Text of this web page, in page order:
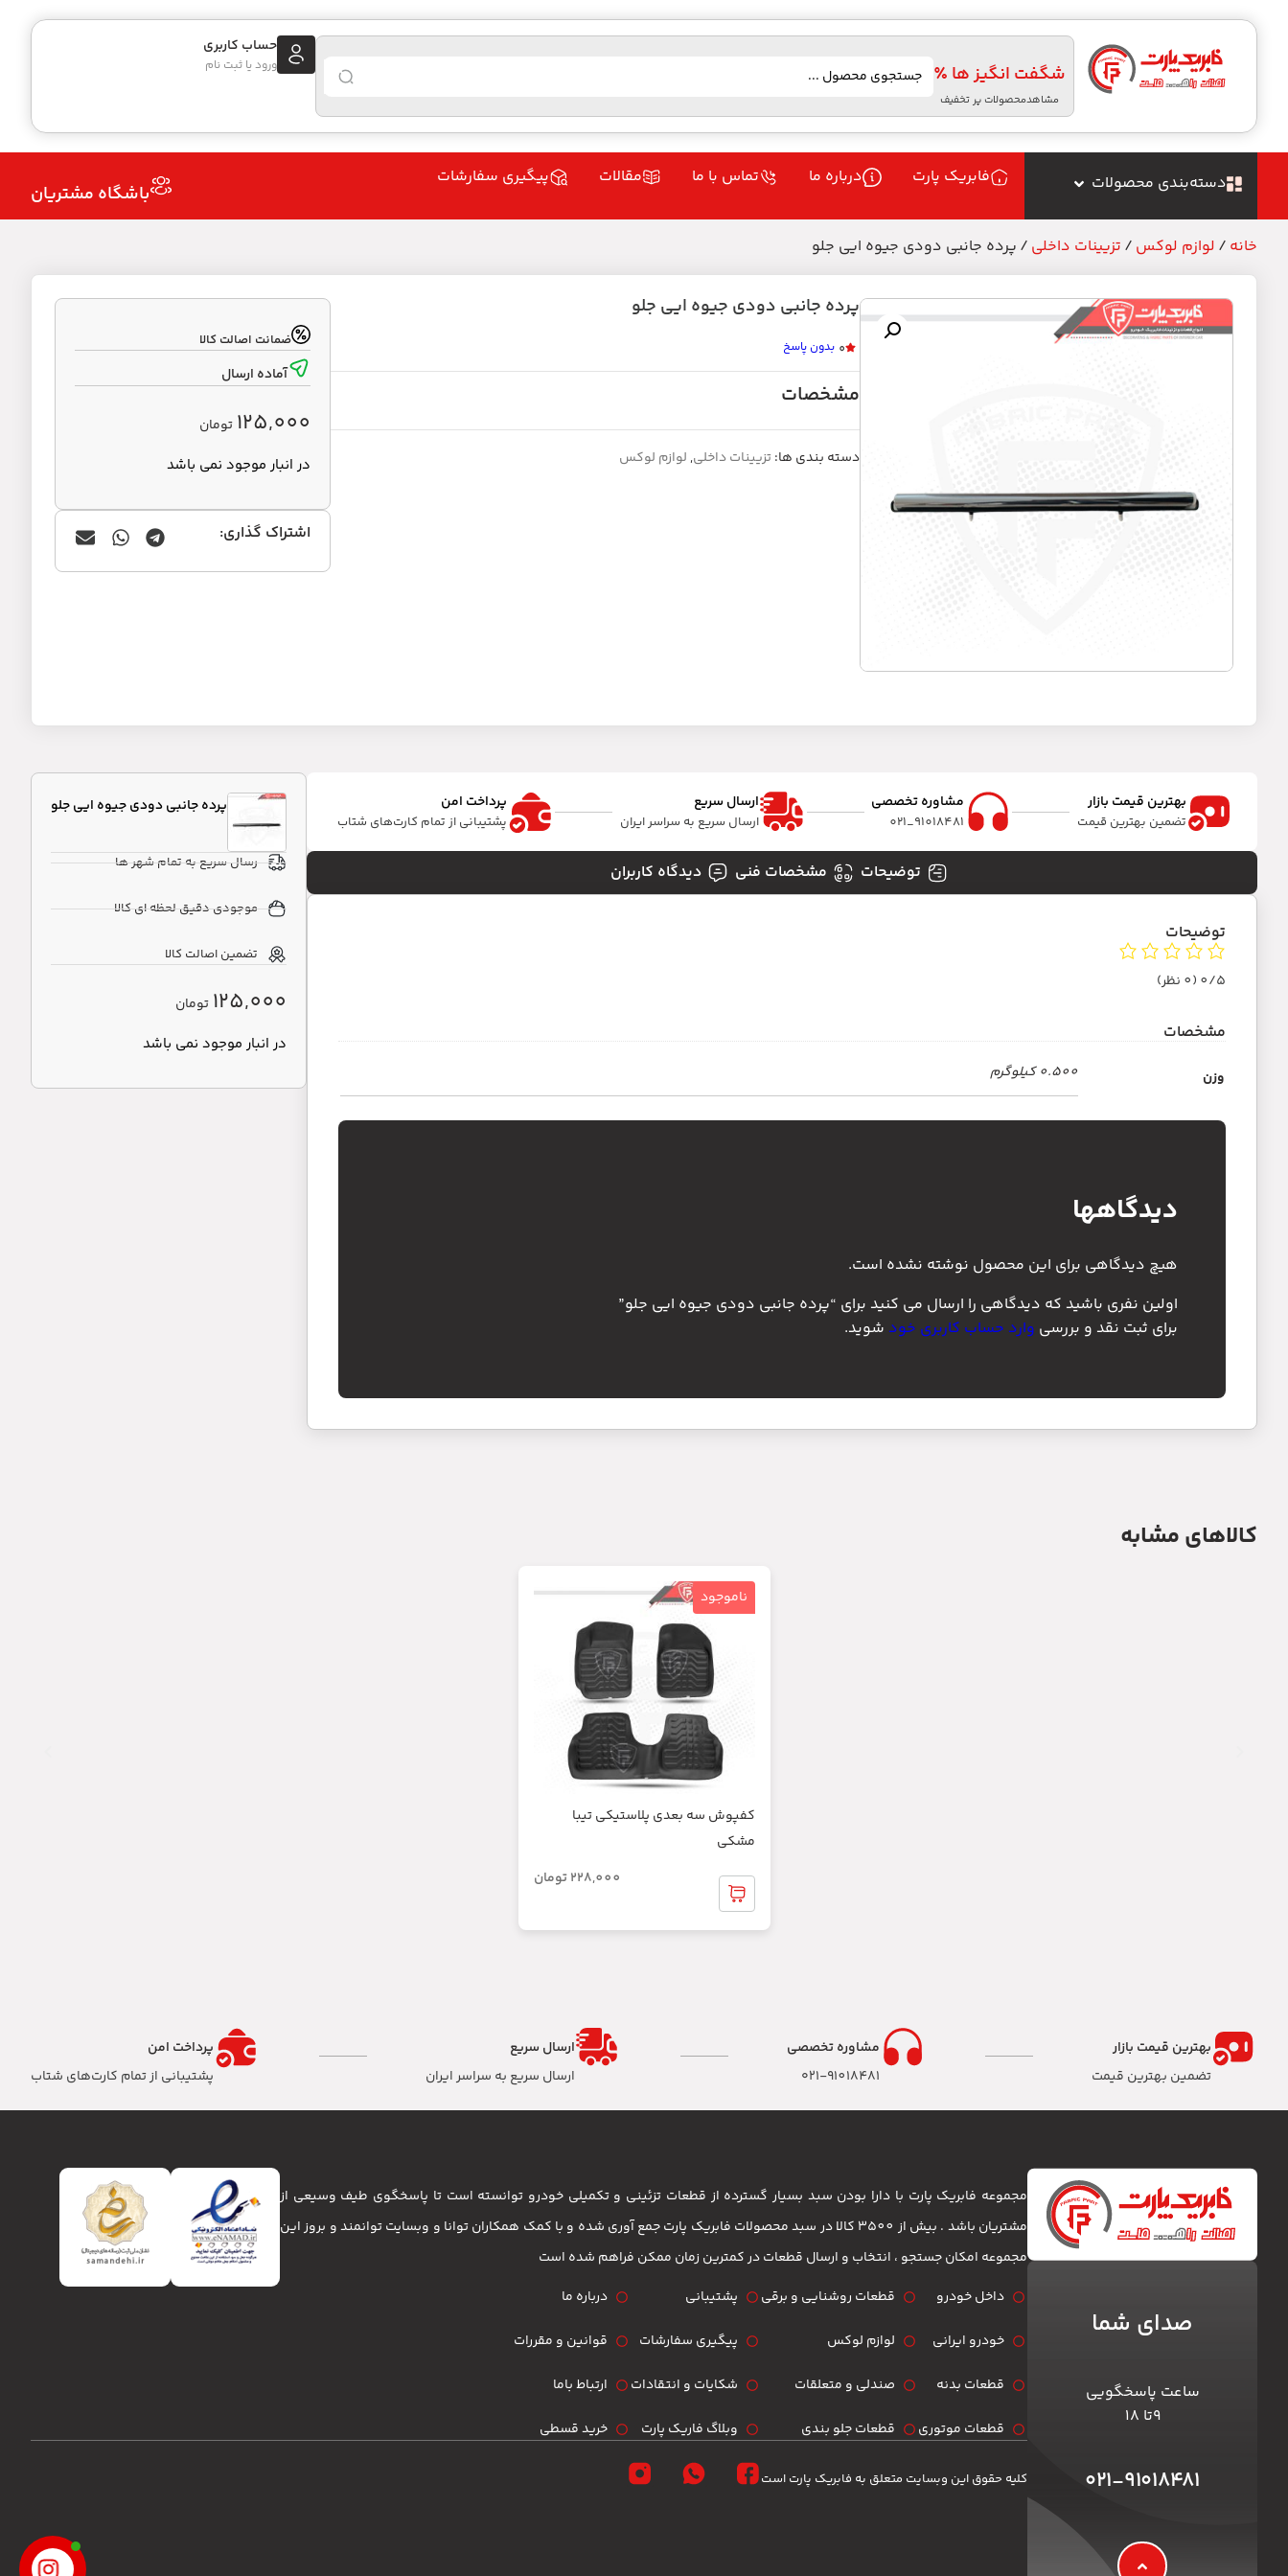
شگفت انگیز ها ٪
مشاهدمحصولات پر تخفیف
حساب کاربری
ورود یا ثبت نام
دسته‌بندی محصولات فابریک پارت درباره ما تماس با ما مقالات پیگیری سفارشات
باشگاه مشتریان
خانه / لوازم لوکس / تزیینات داخلی / پرده جانبی دودی جیوه ایی جلو
پرده جانبی دودی جیوه ایی جلو
0 بدون پاسخ
مشخصات
دسته بندی ها:تزیینات داخلی,لوازم لوکس
ضمانت اصالت کالا
آماده ارسال
125,000 تومان
در انبار موجود نمی باشد
اشتراک گذاری:
بهترین قیمت بازار
تضمین بهترین قیمت
مشاوره تخصصی
91018481_021
ارسال سریع
ارسال سریع به سراسر ایران
پرداخت امن
پشتیبانی از تمام کارت‌های شتاب
توضیحات مشخصات فنی دیدگاه کاربران
توضیحات
0/5 (0 نظر)
مشخصات
وزن 0.500 کیلوگرم
دیدگاهها
هیچ دیدگاهی برای این محصول نوشته نشده است.
اولین نفری باشید که دیدگاهی را ارسال می کنید برای “پرده جانبی دودی جیوه ایی جلو”
برای ثبت نقد و بررسی وارد حساب کاربری خود شوید.
پرده جانبی دودی جیوه ایی جلو
رسال سریع به تمام شهر ها
موجودی دقیق لحظه ای کالا
تضمین اصالت کالا
125,000 تومان
در انبار موجود نمی باشد
کالاهای مشابه
ناموجود
کفپوش سه بعدی پلاستیکی تیبا
مشکی
228,000 تومان
بهترین قیمت بازار
تضمین بهترین قیمت
مشاوره تخصصی
۰۲۱-91018481
ارسال سریع
ارسال سریع به سراسر ایران
پرداخت امن
پشتیبانی از تمام کارت‌های شتاب
صدای شما
ساعت پاسخگویی
۹تا ۱۸
۰۲۱-۹۱۰۱۸۴۸۱
مجموعه فابریک پارت با دارا بودن سبد بسیار گسترده از قطعات تزئینی و تکمیلی خودرو توانسته است تا پاسخگوی طیف وسیعی از
مشتریان باشد . بیش از 3500 کالا در سبد محصولات فابریک پارت جمع آوری شده و با کمک همکاران توانا و وبسایت توانمند و بروز این
مجموعه امکان جستجو ، انتخاب و ارسال قطعات در کمترین زمان ممکن فراهم شده است
داخل خودرو
خودرو ایرانی
قطعات بدنه
قطعات موتوری
قطعات روشنایی و برقی
لوازم لوکس
صندلی و متعلقات
قطعات جلو بندی
پشتیبانی
پیگیری سفارشات
شکایات و انتقادات
وبلاگ فاریک پارت
درباره ما
قوانین و مقررات
ارتباط باما
خرید قسطی
کلیه حقوق این وبسایت متعلق به فابریک پارت است